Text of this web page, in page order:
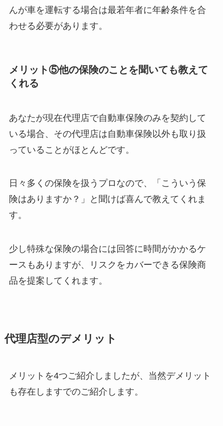
んが車を運転する場合は最若年者に年齢条件を合
わせる必要があります。
メリット⑤他の保険のことを聞いても教えて
くれる
あなたが現在代理店で自動車保険のみを契約して
いる場合、その代理店は自動車保険以外も取り扱
っていることがほとんどです。
日々多くの保険を扱うプロなので、「こういう保
険はありますか？」と聞けば喜んで教えてくれま
す。
少し特殊な保険の場合には回答に時間がかかるケ
ースもありますが、リスクをカバーできる保険商
品を提案してくれます。
代理店型のデメリット
メリットを4つご紹介しましたが、当然デメリット
も存在しますでのご紹介します。